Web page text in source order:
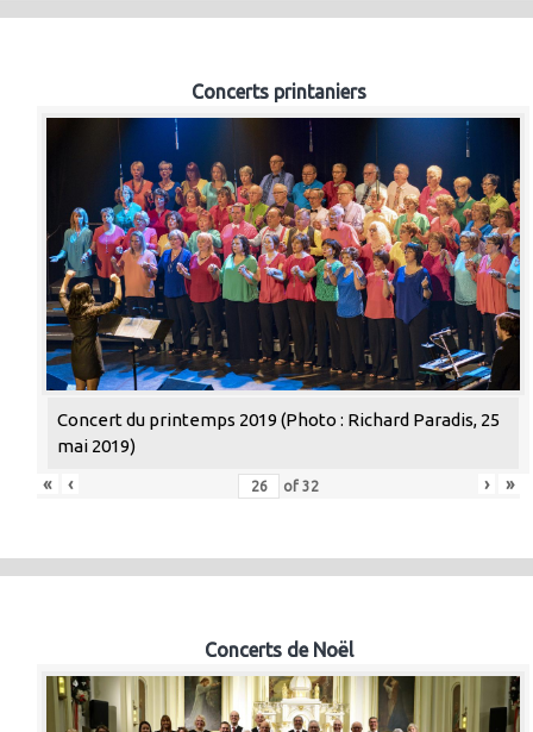
Concerts printaniers
Concert du printemps 2019 (Photo : Richard Paradis, 25
mai 2019)
«
‹ of 32 › »
Concerts de Noël